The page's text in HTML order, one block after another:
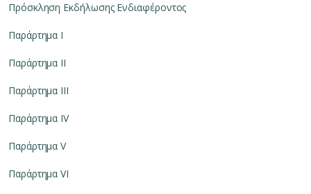
Πρόσκληση Εκδήλωσης Ενδιαφέροντος
Παράρτημα Ι
Παράρτημα ΙΙ
Παράρτημα ΙΙΙ
Παράρτημα ΙV
Παράρτημα V
Παράρτημα VI